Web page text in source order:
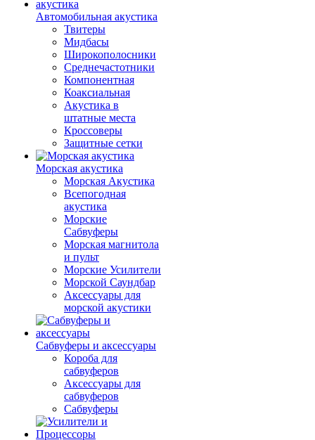
Автомобильная акустика
Твитеры
Мидбасы
Широкополосники
Среднечастотники
Компонентная
Коаксиальная
Акустика в
штатные места
Кроссоверы
Защитные сетки
Морская акустика
Морская Акустика
Всепогодная
акустика
Морские
Сабвуферы
Морская магнитола
и пульт
Морские Усилители
Морской Cаундбар
Аксессуары для
морской акустики
Сабвуферы и аксессуары
Короба для
сабвуферов
Аксессуары для
сабвуферов
Сабвуферы